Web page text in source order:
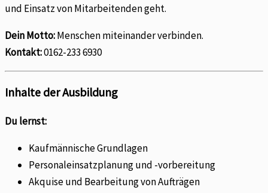
und Einsatz von Mitarbeitenden geht.
Dein Motto:Menschen miteinander verbinden.
Kontakt:0162-233 6930
Inhalte der Ausbildung
Du lernst:
Kaufmännische Grundlagen
Personaleinsatzplanung und -vorbereitung
Akquise und Bearbeitung von Aufträgen